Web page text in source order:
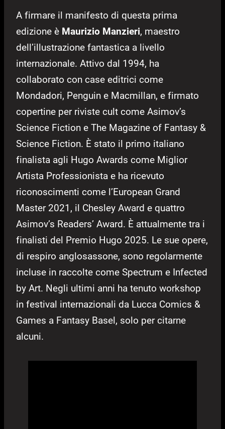
A firmare il manifesto di questa prima
edizione è Maurizio Manzieri, maestro
dell’illustrazione fantastica a livello
internazionale. Attivo dal 1994, ha
collaborato con case editrici come
Mondadori, Penguin e Macmillan, e firmato
copertine per riviste cult come Asimov’s
Science Fiction e The Magazine of Fantasy &
Science Fiction. È stato il primo italiano
finalista agli Hugo Awards come Miglior
Artista Professionista e ha ricevuto
riconoscimenti come l’European Grand
Master 2021, il Chesley Award e quattro
Asimov’s Readers’ Award. È attualmente tra i
finalisti del Premio Hugo 2025. Le sue opere,
di respiro anglosassone, sono regolarmente
incluse in raccolte come Spectrum e Infected
by Art. Negli ultimi anni ha tenuto workshop
in festival internazionali da Lucca Comics &
Games a Fantasy Basel, solo per citarne
alcuni.